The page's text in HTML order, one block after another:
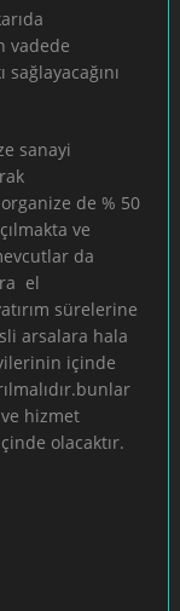
vadede
sanayi
de % 50
ve
da
el
sürelerine
arsalara hala
içinde
hizmet
olacaktır.